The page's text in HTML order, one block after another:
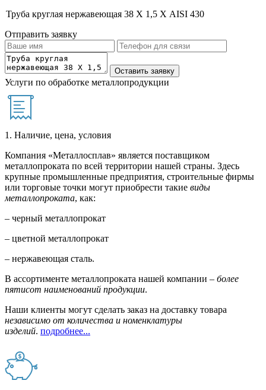
Труба круглая нержавеющая 38 Х 1,5 Х AISI 430
Отправить заявку
Услуги по обработке металлопродукции
1. Наличие, цена, условия
Компания «Металлосплав» является поставщиком
металлопроката по всей территории нашей страны. Здесь
крупные промышленные предприятия, строительные фирмы
или торговые точки могут приобрести такие виды
металлопроката, как:
– черный металлопрокат
– цветной металлопрокат
– нержавеющая сталь.
В ассортименте металлопроката нашей компании – более
пятисот наименований продукции.
Наши клиенты могут сделать заказ на доставку товара
независимо от количества и номенклатуры
изделий. подробнее...